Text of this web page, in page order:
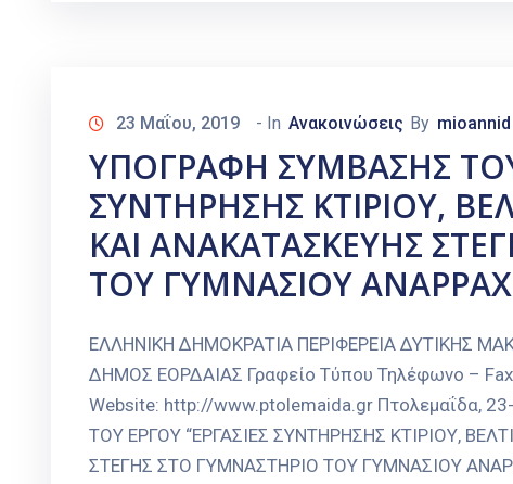
23 Μαΐου, 2019 - In Ανακοινώσεις By mioannid
ΥΠΟΓΡΑΦΗ ΣΥΜΒΑΣΗΣ
ΣΥΝΤΗΡΗΣΗΣ ΚΤΙΡΙΟΥ,
ΚΑΙ ΑΝΑΚΑΤΑΣΚΕΥΗΣ
ΤΟΥ ΓΥΜΝΑΣΙΟΥ
ΕΛΛΗΝΙΚΗ ΔΗΜΟΚΡΑΤΙΑ ΠΕΡΙΦΕΡΕΙΑ ΔΥΤΙΚΗΣ
ΔΗΜΟΣ ΕΟΡΔΑΙΑΣ Γραφείο Τύπου Τηλέφωνο –
Website: http://www.ptolemaida.gr Πτολεμαΐδα,
ΤΟΥ ΕΡΓΟΥ “ΕΡΓΑΣΙΕΣ ΣΥΝΤΗΡΗΣΗΣ ΚΤΙΡΙΟΥ,
ΣΤΕΓΗΣ ΣΤΟ ΓΥΜΝΑΣΤΗΡΙΟ ΤΟΥ ΓΥΜΝΑΣΙΟΥ